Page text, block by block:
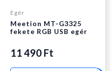
Egér
Meetion MT-G3325
fekete RGB USB egér
11 490 Ft